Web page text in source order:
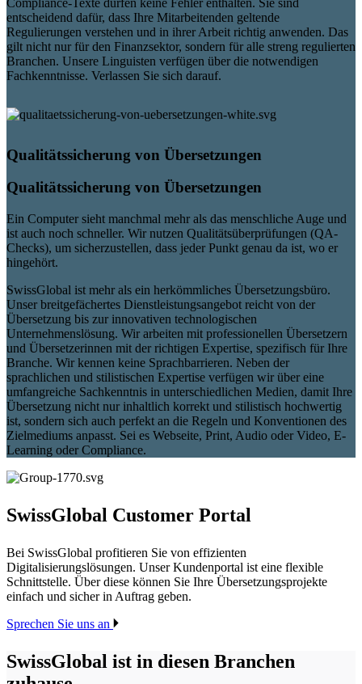
entscheidend dafür, dass Ihre Mitarbeitenden geltende
Regulierungen verstehen und in ihrer Arbeit richtig anwenden. Das
gilt nicht nur für den Finanzsektor, sondern für alle streng regulierten
Branchen. Unsere Linguisten verfügen über die notwendigen
Fachkenntnisse. Verlassen Sie sich darauf.
Qualitätssicherung von Übersetzungen
Qualitätssicherung von Übersetzungen
Ein Computer sieht manchmal mehr als das menschliche Auge und
ist auch noch schneller. Wir nutzen Qualitätsüberprüfungen (QA-
Checks), um sicherzustellen, dass jeder Punkt genau da ist, wo er
hingehört.
SwissGlobal ist mehr als ein herkömmliches Übersetzungsbüro.
Unser breitgefächertes Dienstleistungsangebot reicht von der
Übersetzung bis zur innovativen technologischen
Unternehmenslösung. Wir arbeiten mit professionellen Übersetzern
und Übersetzerinnen mit der richtigen Expertise, spezifisch für Ihre
Branche. Wir kennen keine Sprachbarrieren. Neben der
sprachlichen und stilistischen Expertise verfügen wir über eine
umfangreiche Sachkenntnis in unterschiedlichen Medien, damit Ihre
Übersetzung nicht nur inhaltlich korrekt und stilistisch hochwertig
ist, sondern sich auch perfekt an die Regeln und Konventionen des
Zielmediums anpasst. Sei es Webseite, Print, Audio oder Video, E-
Learning oder Compliance.
SwissGlobal Customer Portal
Bei SwissGlobal profitieren Sie von effizienten
Digitalisierungslösungen. Unser Kundenportal ist eine flexible
Schnittstelle. Über diese können Sie Ihre Übersetzungsprojekte
einfach und sicher in Auftrag geben.
Sprechen Sie uns an
SwissGlobal ist in diesen Branchen